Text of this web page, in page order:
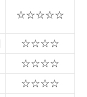
☆☆☆☆☆
☆☆☆☆
☆☆☆☆
☆☆☆☆